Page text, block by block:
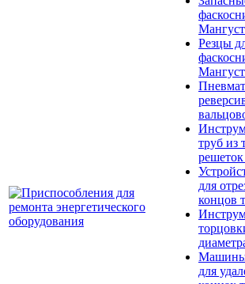
Мангуст
Резцы
Мангуст
труб из
решеток
для
концов
для